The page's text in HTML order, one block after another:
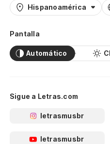
Hispanoamérica
Pantalla
Automático
Sigue a Letras.com
letrasmusbr
letrasmusbr